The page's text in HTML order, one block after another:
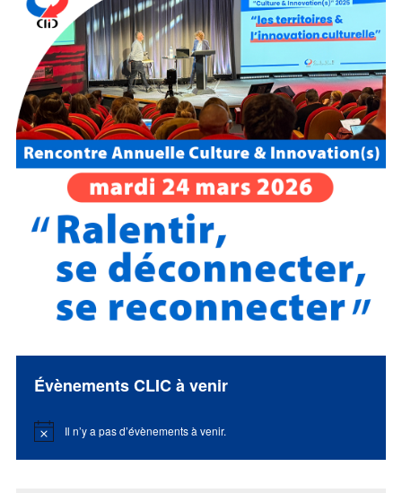
Évènements CLIC à venir
Notice Il n’y a pas d’évènements à venir.